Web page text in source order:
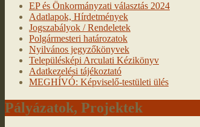
EP és Önkormányzati választás 2024
Adatlapok, Hírdetmények
Jogszabályok / Rendeletek
Polgármesteri határozatok
Nyilvános jegyzőkönyvek
Településképi Arculati Kézikönyv
Adatkezelési tájékoztató
MEGHÍVÓ: Képviselő-testületi ülés
Pályázatok, Projektek